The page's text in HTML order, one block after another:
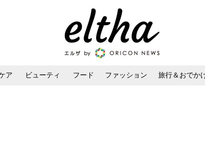
ア ビューティ フード ファッション 旅行＆おでか